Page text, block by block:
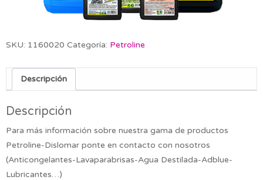
SKU: 1160020 Categoría: Petroline
Descripción
Descripción
Para más información sobre nuestra gama de productos
Petroline-Dislomar ponte en contacto con nosotros
(Anticongelantes-Lavaparabrisas-Agua Destilada-Adblue-
Lubricantes…)